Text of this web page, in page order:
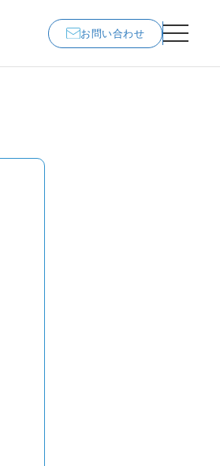
お問い合わせ